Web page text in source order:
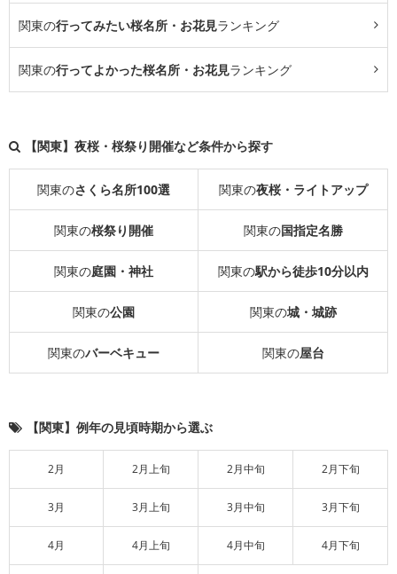
関東の行ってみたい桜名所・お花見ランキング
関東の行ってよかった桜名所・お花見ランキング
【関東】夜桜・桜祭り開催など条件から探す
関東のさくら名所100選 関東の夜桜・ライトアップ
関東の桜祭り開催 関東の国指定名勝
関東の庭園・神社 関東の駅から徒歩10分以内
関東の公園 関東の城・城跡
関東のバーベキュー 関東の屋台
【関東】例年の見頃時期から選ぶ
2月 2月上旬 2月中旬 2月下旬
3月 3月上旬 3月中旬 3月下旬
4月 4月上旬 4月中旬 4月下旬